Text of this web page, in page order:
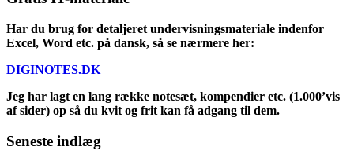
Har du brug for detaljeret undervisningsmateriale indenfor
Excel, Word etc. på dansk, så se nærmere her:
DIGINOTES.DK
Jeg har lagt en lang række notesæt, kompendier etc. (1.000’vis
af sider) op så du kvit og frit kan få adgang til dem.
Seneste indlæg